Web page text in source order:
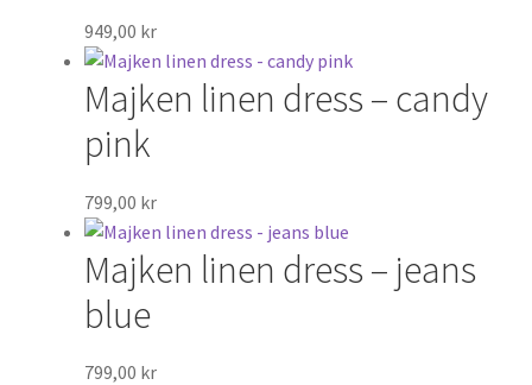
949,00 kr
Majken linen dress – candy
pink
799,00 kr
Majken linen dress – jeans
blue
799,00 kr